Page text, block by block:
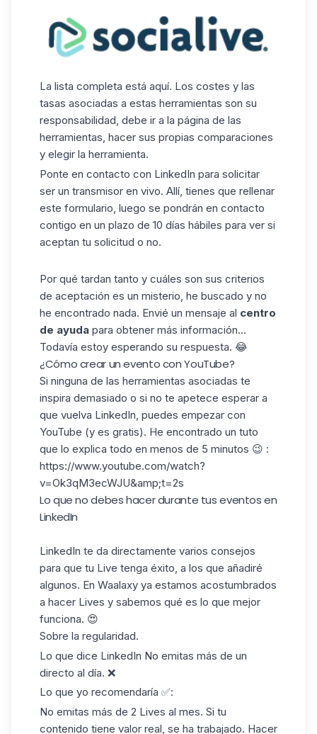
La lista completa está aquí. Los costes y las
tasas asociadas a estas herramientas son su
responsabilidad, debe ir a la página de las
herramientas, hacer sus propias comparaciones
y elegir la herramienta.
Ponte en contacto con LinkedIn para solicitar
ser un transmisor en vivo. Allí, tienes que rellenar
este formulario, luego se pondrán en contacto
contigo en un plazo de 10 días hábiles para ver si
aceptan tu solicitud o no.
Por qué tardan tanto y cuáles son sus criterios
de aceptación es un misterio, he buscado y no
he encontrado nada. Envié un mensaje al centro
de ayuda para obtener más información...
Todavía estoy esperando su respuesta. 😂
¿Cómo crear un evento con YouTube?
Si ninguna de las herramientas asociadas te
inspira demasiado o si no te apetece esperar a
que vuelva LinkedIn, puedes empezar con
YouTube (y es gratis). He encontrado un tuto
que lo explica todo en menos de 5 minutos 😉 :
https://www.youtube.com/watch?
v=Ok3qM3ecWJU&amp;t=2s
Lo que no debes hacer durante tus eventos en
LinkedIn
LinkedIn te da directamente varios consejos
para que tu Live tenga éxito, a los que añadiré
algunos. En Waalaxy ya estamos acostumbrados
a hacer Lives y sabemos qué es lo que mejor
funciona. 😍
Sobre la regularidad.
Lo que dice LinkedIn No emitas más de un
directo al día. ❌
Lo que yo recomendaría ✅:
No emitas más de 2 Lives al mes. Si tu
contenido tiene valor real, se ha trabajado. Hacer